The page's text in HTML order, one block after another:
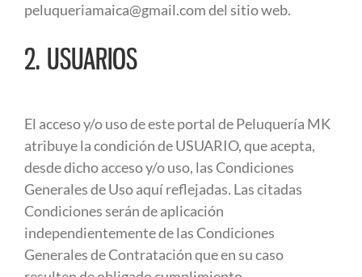
peluqueriamaica@gmail.comdel sitio web.
2. USUARIOS
El acceso y/o uso de este portal de Peluquería MK
atribuye la condición de USUARIO, que acepta,
desde dicho acceso y/o uso, las Condiciones
Generales de Uso aquí reflejadas. Las citadas
Condiciones serán de aplicación
independientemente de las Condiciones
Generales de Contratación que en su caso